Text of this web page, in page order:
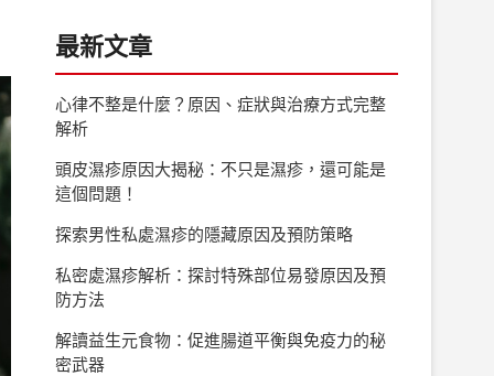
最新文章
心律不整是什麼？原因、症狀與治療方式完整
解析
頭皮濕疹原因大揭秘：不只是濕疹，還可能是
這個問題！
探索男性私處濕疹的隱藏原因及預防策略
私密處濕疹解析：探討特殊部位易發原因及預
防方法
解讀益生元食物：促進腸道平衡與免疫力的秘
密武器